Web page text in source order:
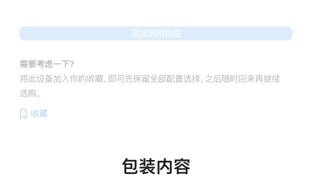
添加到购物袋
需要考虑一下？
将此设备加入你的收藏，即可先保留全部配置选择，之后随时回来再继续
选购。
收藏
包装内容